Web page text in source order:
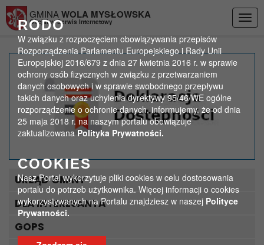
RODO
W związku z rozpoczęciem obowiązywania przepisów
Rozporządzenia Parlamentu Europejskiego i Rady Unii
Europejskiej 2016/679 z dnia 27 kwietnia 2016 r. w sprawie
ochrony osób fizycznych w związku z przetwarzaniem
danych osobowych i w sprawie swobodnego przepływu
takich danych oraz uchylenia dyrektywy 95/46/WE ogólne
rozporządzenie o ochronie danych, informujemy, że od dnia
25 maja 2018 r. na naszym portalu obowiązuje
zaktualizowanaPolityka Prywatności.
COOKIES
Nasz Portal wykorzytuje pliki cookies w celu dostosowania
portalu do potrzeb użytkownika. Więcej informacji o cookies
wykorzystywanych na Portalu znajdziesz w naszej Polityce
Prywatności.
GMINA WOLA MYSŁOWSKA
Oficjalny Serwis Internetowy
Informacja Delegatury
Krajowego Biura
Wyborczego w Białej
Podlaskiej
Strona główna > Aktualności
Informacja Delegatury Krajowego Biura Wyborczego w Białej
Podlaskiej
URZĄD GMINY
DLA INTERESANTA
GOPS